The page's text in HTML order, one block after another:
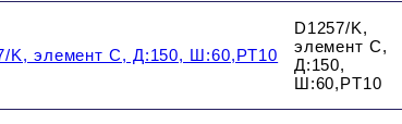
D1257/K,
элемент C,
Д:150,
Ш:60,PT10